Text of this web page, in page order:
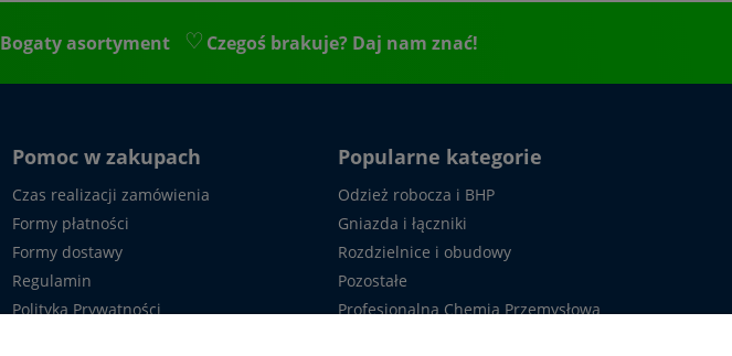
Bogaty asortyment Czegoś brakuje? Daj nam znać!
Pomoc w zakupach
Czas realizacji zamówienia
Formy płatności
Formy dostawy
Regulamin
Polityka Prywatności
Popularne kategorie
Odzież robocza i BHP
Gniazda i łączniki
Rozdzielnice i obudowy
Pozostałe
Profesjonalna Chemia Przemysłowa